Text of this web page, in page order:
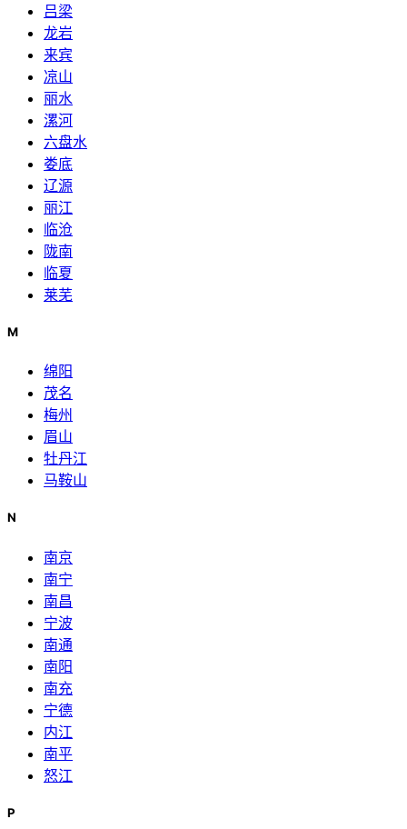
吕梁
龙岩
来宾
凉山
丽水
漯河
六盘水
娄底
辽源
丽江
临沧
陇南
临夏
莱芜
M
绵阳
茂名
梅州
眉山
牡丹江
马鞍山
N
南京
南宁
南昌
宁波
南通
南阳
南充
宁德
内江
南平
怒江
P